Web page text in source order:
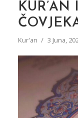
KUR’AN
Kur'an 3 Juna,